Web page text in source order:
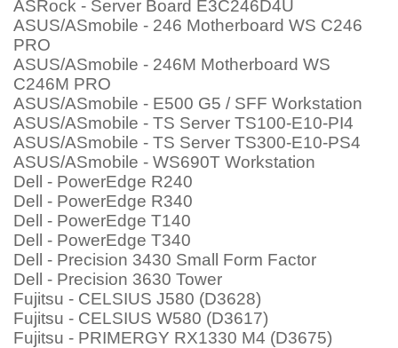
ASRock - Server Board E3C246D4U
ASUS/ASmobile - 246 Motherboard WS C246
PRO
ASUS/ASmobile - 246M Motherboard WS
C246M PRO
ASUS/ASmobile - E500 G5 / SFF Workstation
ASUS/ASmobile - TS Server TS100-E10-PI4
ASUS/ASmobile - TS Server TS300-E10-PS4
ASUS/ASmobile - WS690T Workstation
Dell - PowerEdge R240
Dell - PowerEdge R340
Dell - PowerEdge T140
Dell - PowerEdge T340
Dell - Precision 3430 Small Form Factor
Dell - Precision 3630 Tower
Fujitsu - CELSIUS J580 (D3628)
Fujitsu - CELSIUS W580 (D3617)
Fujitsu - PRIMERGY RX1330 M4 (D3675)